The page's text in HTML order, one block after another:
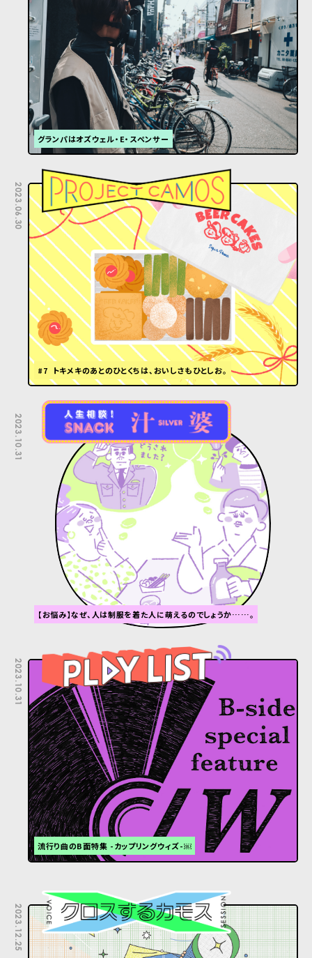
グランパはオズウェル・E・スペンサー
2023.06.30
#7 トキメキのあとのひとくちは、おいしさもひとしお。
2023.10.31
【お悩み】なぜ、人は制服を着た人に萌えるのでしょうか……。
2023.10.31
流行り曲のB面特集 -カップリングウィズ-￼
2023.12.25